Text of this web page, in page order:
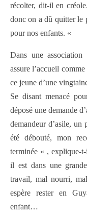
récolter, dit-il en
donc on a dû quitter le
pour nos enfants. «
Dans une
assure l’accueil
ce jeune d’une
Se disant menacé
déposé une demande
demandeur d’asile, un
été débouté, mon
terminée « , explique-
il est dans une
travail, mal nourri,
espère rester en
enfant…